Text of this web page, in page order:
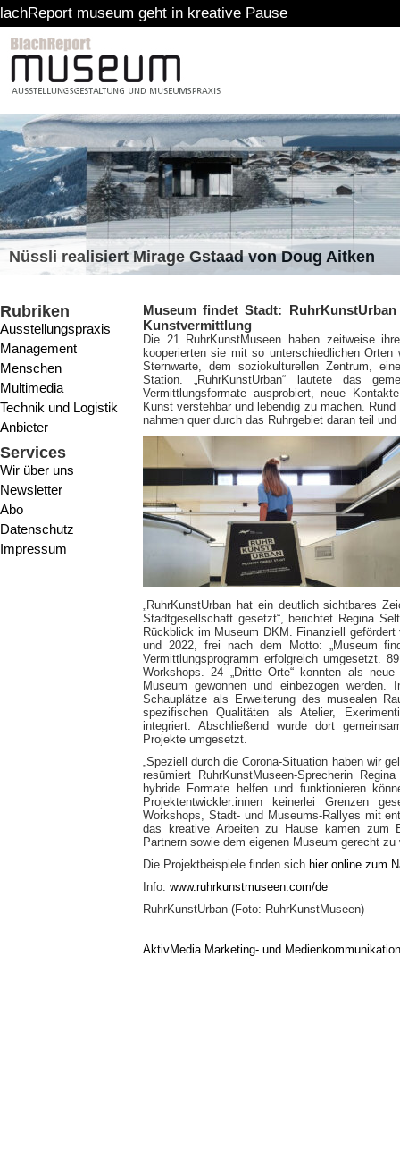
museum geht in kreative Pause
Nüssli realisiert Mirage Gstaad von Doug Aitken
Rubriken
Ausstellungspraxis
Management
Menschen
Multimedia
Technik und Logistik
Anbieter
Services
Wir über uns
Newsletter
Abo
Datenschutz
Impressum
Museum findet Stadt:
Kunstvermittlung
Die 21 RuhrKunstMuseen haben zeitweise
kooperierten sie mit so unterschiedlichen
Sternwarte, dem soziokulturellen Zentrum,
Station. „RuhrKunstUrban“ lautete das
Vermittlungsformate ausprobiert, neue
Kunst verstehbar und lebendig zu machen.
nahmen quer durch das Ruhrgebiet daran teil
„RuhrKunstUrban hat ein deutlich sichtbares
Stadtgesellschaft gesetzt“, berichtet Regina
Rückblick im Museum DKM. Finanziell
und 2022, frei nach dem Motto: „Museum
Vermittlungsprogramm erfolgreich umgesetzt.
Workshops. 24 „Dritte Orte“ konnten als
Museum gewonnen und einbezogen werden.
Schauplätze als Erweiterung des musealen
spezifischen Qualitäten als Atelier,
integriert. Abschließend wurde dort
Projekte umgesetzt.
„Speziell durch die Corona-Situation haben wir
resümiert RuhrKunstMuseen-Sprecherin
hybride Formate helfen und funktionieren
Projektentwickler:innen keinerlei Grenzen
Workshops, Stadt- und Museums-Rallyes mit
das kreative Arbeiten zu Hause kamen zum
Partnern sowie dem eigenen Museum gerecht zu
Die Projektbeispiele finden sich hier online zum
Info: www.ruhrkunstmuseen.com/de
RuhrKunstUrban (Foto: RuhrKunstMuseen)
AktivMedia Marketing- und